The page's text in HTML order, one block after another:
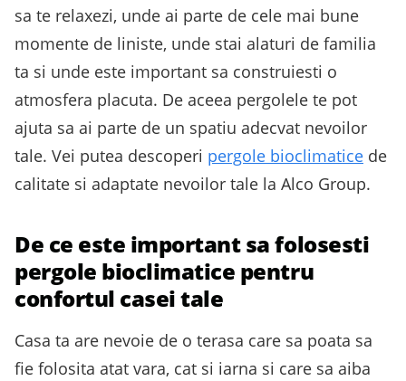
sa te relaxezi, unde ai parte de cele mai bune
momente de liniste, unde stai alaturi de familia
ta si unde este important sa construiesti o
atmosfera placuta. De aceea pergolele te pot
ajuta sa ai parte de un spatiu adecvat nevoilor
tale. Vei putea descoperi pergole bioclimatice de
calitate si adaptate nevoilor tale la Alco Group.
De ce este important sa folosesti
pergole bioclimatice pentru
confortul casei tale
Casa ta are nevoie de o terasa care sa poata sa
fie folosita atat vara, cat si iarna si care sa aiba